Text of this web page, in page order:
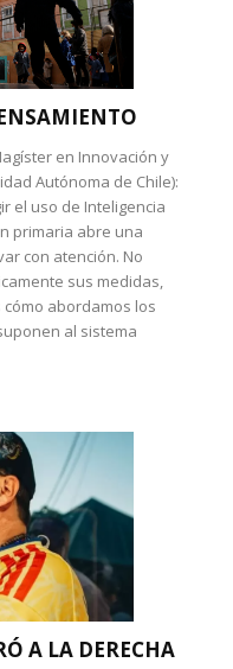
en Innovación y
Autónoma de Chile):
el uso de Inteligencia
primaria abre una
con atención. No
sus medidas,
abordamos los
al sistema
A LA DERECHA